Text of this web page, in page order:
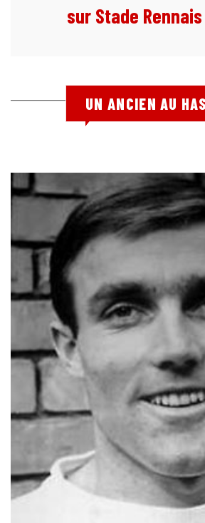
sur Stade
UN ANCIEN AU